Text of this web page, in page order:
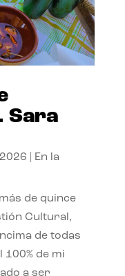
Sara
En la
de quince
Cultural,
de todas
de mi
a ser